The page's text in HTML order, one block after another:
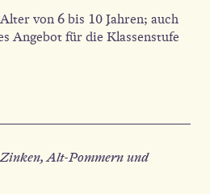
von 6 bis 10 Jahren; auch
Angebot für die Klassenstufe
Alt-Pommern und